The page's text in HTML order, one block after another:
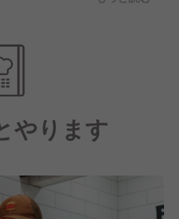
。 時代に沿った多用な
留まることなく、お客様
私たちの使命です。私た
ありがとうの笑顔を」を
業しております。
やります